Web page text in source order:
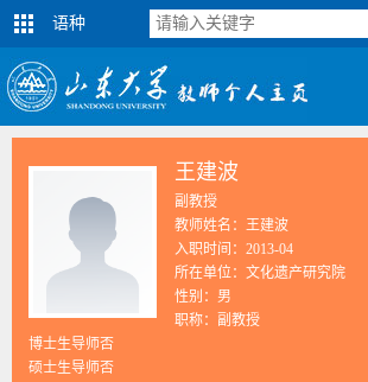
语种
王建波
副教授
教师姓名：王建波
入职时间：2013-04
所在单位：文化遗产研究院
性别：男
职称：副教授
博士生导师否
硕士生导师否